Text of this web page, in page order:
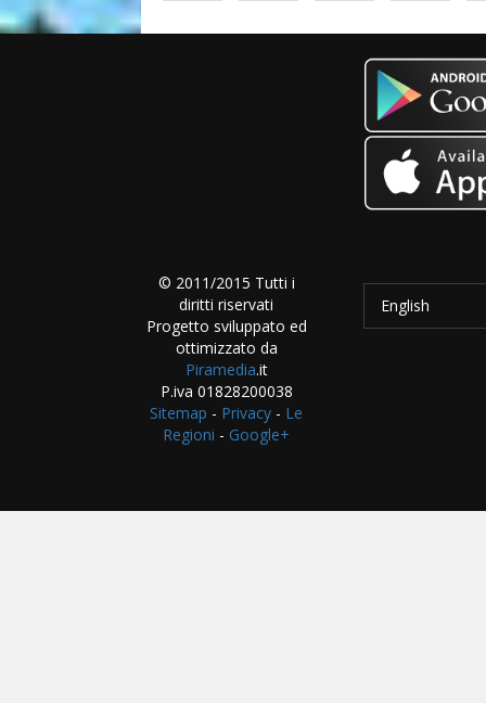
© 2011/2015 Tutti i
diritti riservati
Progetto sviluppato ed
ottimizzato da
Piramedia.it
P.iva 01828200038
Sitemap - Privacy - Le
Regioni - Google+
English